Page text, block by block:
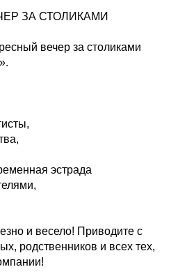
ЗА СТОЛИКАМИ
вечер за столиками
эстрада
и весело! Приводите с
родственников и всех тех,